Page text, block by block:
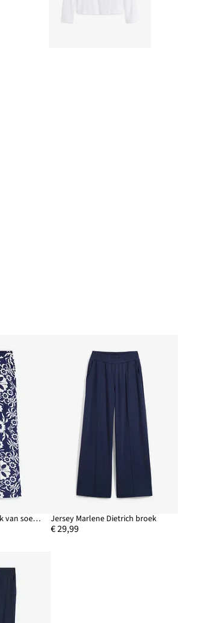
Marlene Dietrich broek van soepele viscose Jersey Marlene Dietrich broek
€ 29,99